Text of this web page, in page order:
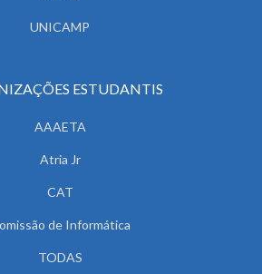
UNICAMP
ESTUDANTIS
AAAETA
Atria Jr
CAT
de Informática
TODAS